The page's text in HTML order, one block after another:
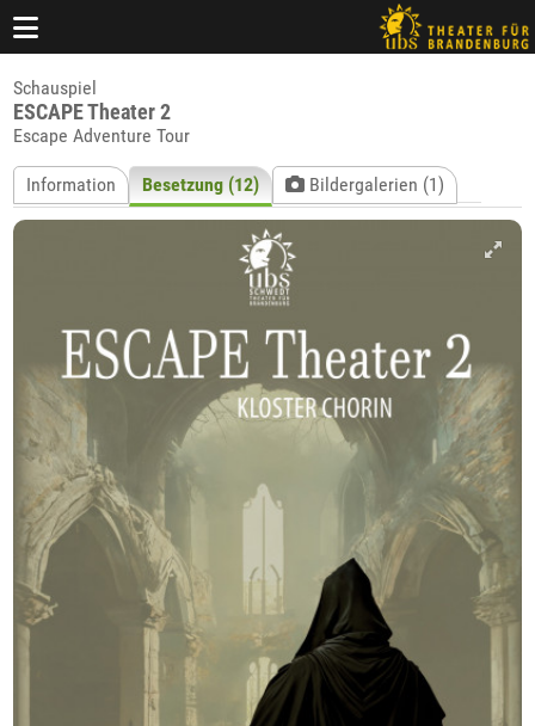
Schauspiel
ESCAPE Theater 2
Escape Adventure Tour
Information Besetzung (12) Bildergalerien (1)